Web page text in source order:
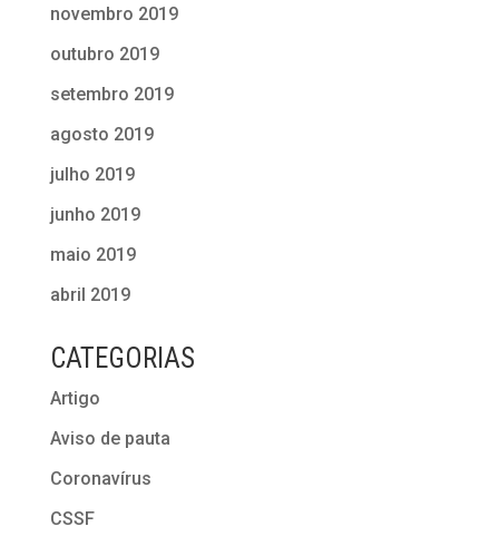
novembro 2019
outubro 2019
setembro 2019
agosto 2019
julho 2019
junho 2019
maio 2019
abril 2019
CATEGORIAS
Artigo
Aviso de pauta
Coronavírus
CSSF